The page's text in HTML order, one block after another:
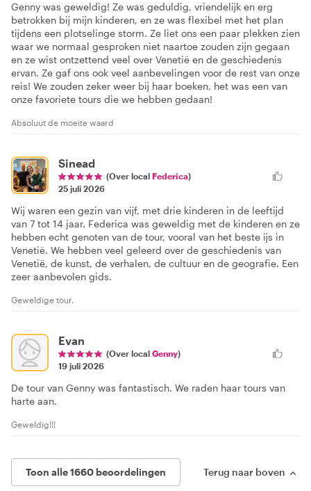
Genny was geweldig! Ze was geduldig, vriendelijk en erg
betrokken bij mijn kinderen, en ze was flexibel met het plan
tijdens een plotselinge storm. Ze liet ons een paar plekken zien
waar we normaal gesproken niet naartoe zouden zijn gegaan
en ze wist ontzettend veel over Venetië en de geschiedenis
ervan. Ze gaf ons ook veel aanbevelingen voor de rest van onze
reis! We zouden zeker weer bij haar boeken, het was een van
onze favoriete tours die we hebben gedaan!
Absoluut de moeite waard
Sinead
(Over local Federica)
25 juli 2026
Wij waren een gezin van vijf, met drie kinderen in de leeftijd
van 7 tot 14 jaar. Federica was geweldig met de kinderen en ze
hebben echt genoten van de tour, vooral van het beste ijs in
Venetië. We hebben veel geleerd over de geschiedenis van
Venetië, de kunst, de verhalen, de cultuur en de geografie. Een
zeer aanbevolen gids.
Geweldige tour.
Evan
(Over local Genny)
19 juli 2026
De tour van Genny was fantastisch. We raden haar tours van
harte aan.
Geweldig!!!
Toon alle 1660 beoordelingen Terug naar boven